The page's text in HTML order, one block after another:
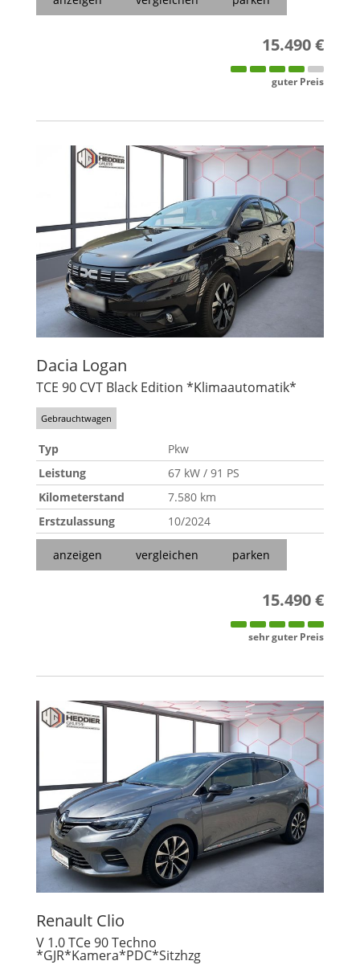
15.490 €
guter Preis
Dacia Logan
TCE 90 CVT Black Edition *Klimaautomatik*
Gebrauchtwagen
Typ
Pkw
Leistung
67 kW / 91 PS
Kilometerstand
7.580 km
Erstzulassung
10/2024
anzeigen vergleichen parken
15.490 €
sehr guter Preis
Renault Clio
V 1.0 TCe 90 Techno
*GJR*Kamera*PDC*Sitzhzg